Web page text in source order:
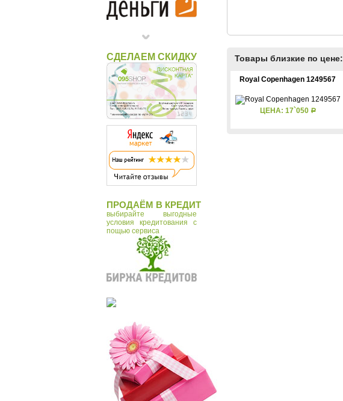
СДЕЛАЕМ СКИДКУ
ПРОДАЁМ В КРЕДИТ
выбирайте выгодные
условия кредитования с
пощью сервиса
Товары близкие по цене:
Royal Copenhagen 1249567
ЦЕНА: 17`050 Р